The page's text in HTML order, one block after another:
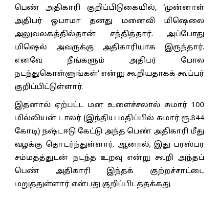
பெண் அதிகாரி குறிப்பிடுகையில், ‘முன்னாள்
அதிபர் ஒபாமா தனது மனைவி மிஷெலை
அலுவலகத்தில்தான் சந்தித்தார். அப்போது
மிஷெல் அவருக்கு அதிகாரியாக இருந்தார்.
எனவே நீங்களும் அதிபர் போல
நடந்துகொள்ளுங்கள்’ என்று கூறியதாகக் கூப்பர்
குறிப்பிட்டுள்ளார்.
இதனால் ஏற்பட்ட மன உளைச்சலால் சுமார் 100
மில்லியன் டாலர் (இந்திய மதிப்பில் சுமார் ரூ.844
கோடி) நஷ்டஈடு கேட்டு அந்த பெண் அதிகாரி மீது
வழக்கு தொடர்ந்துள்ளார். ஆனால், இது பரஸ்பர
சம்மதத்துடன் நடந்த உறவு என்று கூறி அந்தப்
பெண் அதிகாரி இந்தக் குற்றச்சாட்டை
மறுத்துள்ளார் என்பது குறிப்பிடத்தக்கது.